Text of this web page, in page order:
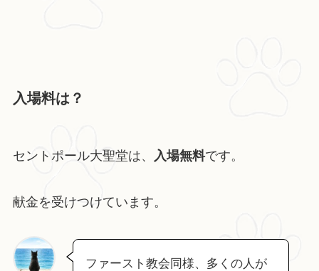
入場料は？
セントポール大聖堂は、 入場無料です。
献金を受けつけています。
ファースト教会同様、多くの人が